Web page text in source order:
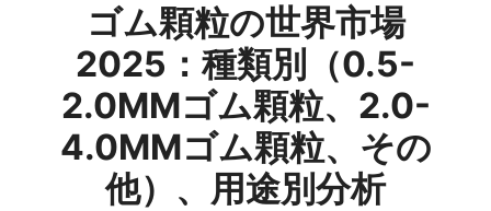
ゴム顆粒の世界市場
2025：種類別（0.5-
2.0MMゴム顆粒、2.0-
4.0MMゴム顆粒、その
他）、用途別分析